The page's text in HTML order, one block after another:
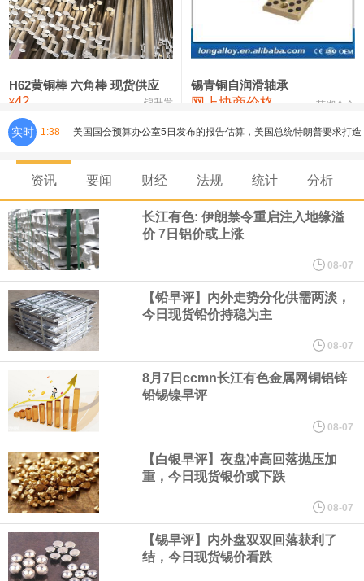
铸造铝合金锭(ZLD104) 24,100—24,300 24,200
压铸锌合金锭 26,250—26,450
氯化镍 38,300—40,300 39,300 0
H62黄铜棒 六角棒 现货供应
¥42 锦升发
锡青铜自润滑轴承
网上协商价格 芜湖合金
实时 1:38 美国国会预算办公室5日发布的报告估算，美国总统特朗普要求打造
的海军全新核动力“黄金舰队”可能需要在今后数十年间支出约2750
亿美元。其中，首艘“特朗普级”战列舰“无畏”号预估造价比原来至少
高50%。
芝加哥期权交易所全球市场公司（CBOE GLOBAL MARKETS
INC）：CBOE 欧洲清算所将于 8 月 24 日起，将证券融资交易清算
业务拓展至固定收益品类。
周四，亚洲科技股下跌，跟随隔夜交易中回调的美国同行，凸显了
全球科技股波动性的加剧。 日本市场中，软银股价收盘下跌4.4%，
芯片设备制造商东京电子股价下跌近6%，日本存储芯片制造商铠侠
股价下跌超过10%。
资讯 要闻 财经 法规 统计 分析
长江有色: 伊朗禁令重启注入地缘溢
价 7日铝价或上涨
08-07
【铅早评】内外走势分化供需两淡，
今日现货铅价持稳为主
08-07
8月7日ccmn长江有色金属网铜铝锌
铅锡镍早评
08-07
【白银早评】夜盘冲高回落抛压加
重，今日现货银价或下跌
08-07
【锡早评】内外盘双双回落获利了
结，今日现货锡价看跌